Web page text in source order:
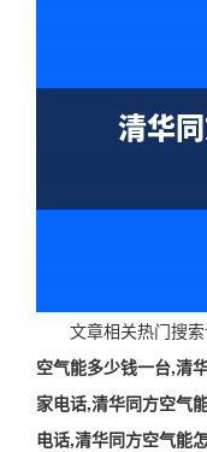
文章相关热门搜
空气能多少钱一台,清
家电话,清华同方空气
电话,清华同方空气能